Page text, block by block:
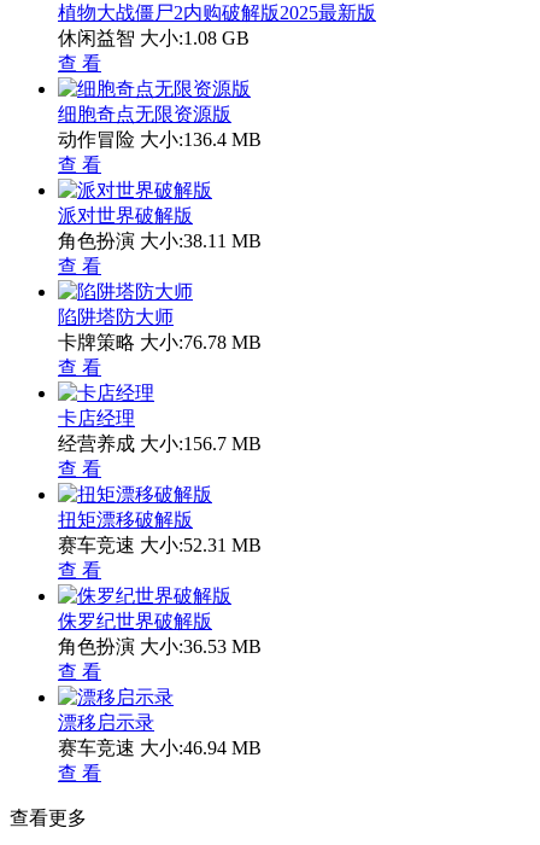
植物大战僵尸2内购破解版2025最新版
休闲益智 大小:1.08 GB
查 看
细胞奇点无限资源版
动作冒险 大小:136.4 MB
查 看
派对世界破解版
角色扮演 大小:38.11 MB
查 看
陷阱塔防大师
卡牌策略 大小:76.78 MB
查 看
卡店经理
经营养成 大小:156.7 MB
查 看
扭矩漂移破解版
赛车竞速 大小:52.31 MB
查 看
侏罗纪世界破解版
角色扮演 大小:36.53 MB
查 看
漂移启示录
赛车竞速 大小:46.94 MB
查 看
查看更多